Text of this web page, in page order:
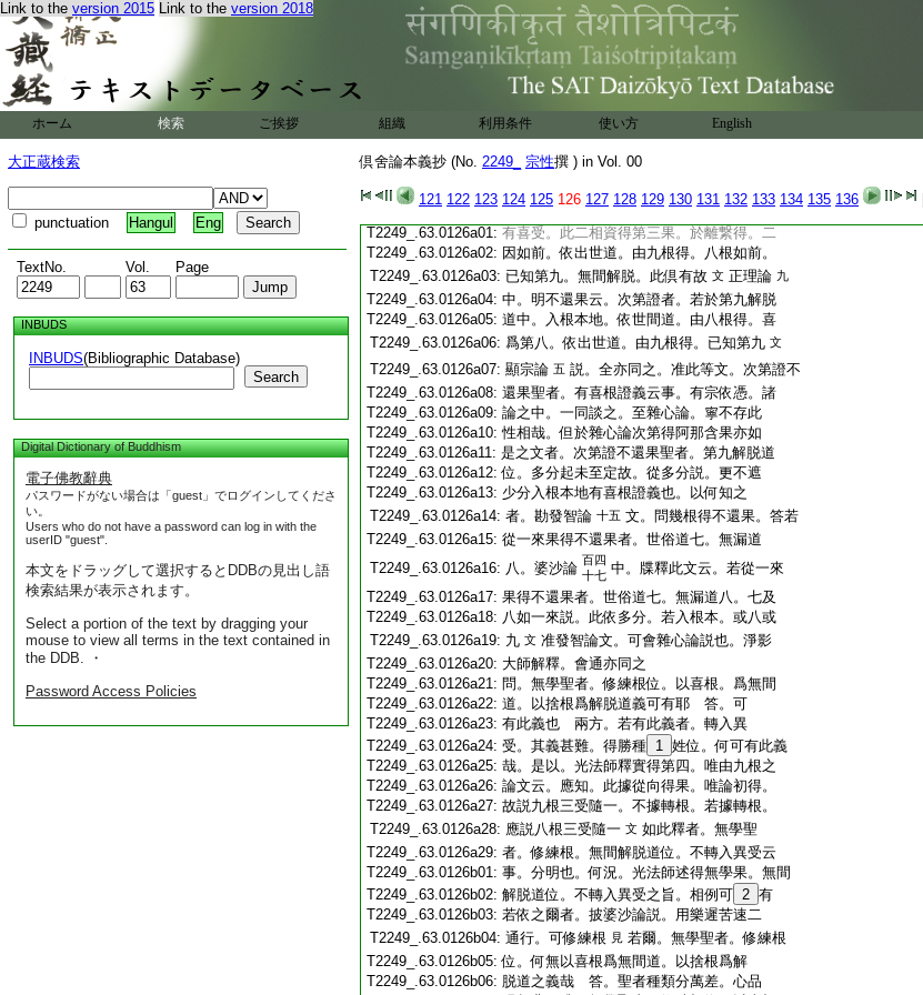
Link to the version 2015 Link to the version 2018
ホーム 検索 ご挨拶 組織 利用条件 使い方 English
大正蔵検索
punctuation Hangul Eng
TextNo. Vol. Page
INBUDS
INBUDS(Bibliographic Database)
Search
Digital Dictionary of Buddhism
電子佛教辭典
パスワードがない場合は「guest」でログインしてくださ
い。
Users who do not have a password can log in with the
userID "guest".
本文をドラッグして選択するとDDBの見出し語
検索結果が表示されます。
Select a portion of the text by dragging your
mouse to view all terms in the text contained in
the DDB. ・
Password Access Policies
倶舍論本義抄 (No. 2249_ 宗性撰 ) in Vol. 00
121 122 123 124 125 126 127 128 129 130 131 132 133 134 135 136
T2249_.63.0125c19:釋阿那含果云。次第之人。但有八根。信等
T2249_.63.0125c20:五根意根捨根及與 已知根。無擧
T2249_.63.0125c21: 任此等定判。彼論意。次第證不還果聖者。不
T2249_.63.0125c22: 可有喜根證義 見 若依之爾者。以道理
思之。設雖雜心論意。次第證不還果聖者
T2249_.63.0125c24:中。何無喜根證義哉
T2249_.63.0125c25:答。雜心論意。次第證不還果聖者中。第九解
T2249_.63.0125c26:脱道位。入初靜慮根本地之類。可有喜根
T2249_.63.0125c27:證義也。故今論云。又次第證不還果者。若
T2249_.63.0125c28: 於第九解脱道中。入根本地。依世間道。由
T2249_.63.0126a01: 有喜受。此二相資得第三果。於離繋得。二
T2249_.63.0126a02: 因如前。依出世道。由九根得。八根如前。
T2249_.63.0126a03: 已知第九。無間解脱。此倶有故 文 正理論 九
T2249_.63.0126a04: 中。明不還果云。次第證者。若於第九解脱
T2249_.63.0126a05: 道中。入根本地。依世間道。由八根得。喜
T2249_.63.0126a06: 爲第八。依出世道。由九根得。已知第九 文
T2249_.63.0126a07: 顯宗論 五 説。全亦同之。准此等文。次第證不
T2249_.63.0126a08: 還果聖者。有喜根證義云事。有宗依憑。諸
T2249_.63.0126a09: 論之中。一同談之。至雜心論。寧不存此
T2249_.63.0126a10:性相哉。但於雜心論次第得阿那含果亦如
T2249_.63.0126a11: 是之文者。次第證不還果聖者。第九解脱道
T2249_.63.0126a12:位。多分起未至定故。從多分説。更不遮
T2249_.63.0126a13: 少分入根本地有喜根證義也。以何知之
T2249_.63.0126a14: 者。勘發智論 十五 文。問幾根得不還果。答若
T2249_.63.0126a15: 從一來果得不還果者。世俗道七。無漏道
T2249_.63.0126a16: 八。婆沙論 百四
十七 中。牒釋此文云。若從一來
T2249_.63.0126a17: 果得不還果者。世俗道七。無漏道八。七及
T2249_.63.0126a18: 八如一來説。此依多分。若入根本。或八或
T2249_.63.0126a19: 九 文 准發智論文。可會雜心論説也。淨影
T2249_.63.0126a20: 大師解釋。會通亦同之
T2249_.63.0126a21: 問。無學聖者。修練根位。以喜根。爲無間
T2249_.63.0126a22: 道。以捨根爲解脱道義可有耶 答。可
T2249_.63.0126a23: 有此義也 兩方。若有此義者。轉入異
T2249_.63.0126a24: 受。其義甚難。得勝種 1 姓位。何可有此義
T2249_.63.0126a25: 哉。是以。光法師釋實得第四。唯由九根之
T2249_.63.0126a26: 論文云。應知。此據從向得果。唯論初得。
T2249_.63.0126a27: 故説九根三受隨一。不據轉根。若據轉根。
T2249_.63.0126a28: 應説八根三受隨一 文 如此釋者。無學聖
T2249_.63.0126a29: 者。修練根。無間解脱道位。不轉入異受云
T2249_.63.0126b01: 事。分明也。何況。光法師述得無學果。無間
T2249_.63.0126b02: 解脱道位。不轉入異受之旨。相例可 2 有
T2249_.63.0126b03: 若依之爾者。披婆沙論説。用樂遲苦速二
T2249_.63.0126b04: 通行。可修練根 見 若爾。無學聖者。修練根
T2249_.63.0126b05:位。何無以喜根爲無間道。以捨根爲解
T2249_.63.0126b06: 脱道之義哉 答。聖者種類分萬差。心品